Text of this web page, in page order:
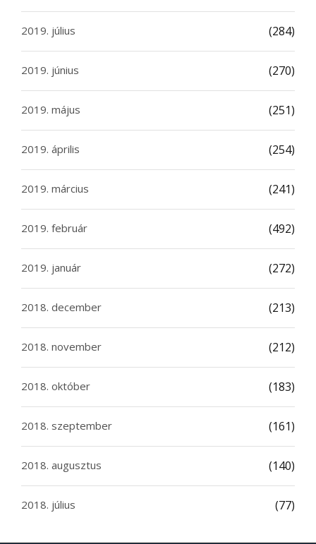
2019. július (284)
2019. június (270)
2019. május (251)
2019. április (254)
2019. március (241)
2019. február (492)
2019. január (272)
2018. december (213)
2018. november (212)
2018. október (183)
2018. szeptember (161)
2018. augusztus (140)
2018. július (77)